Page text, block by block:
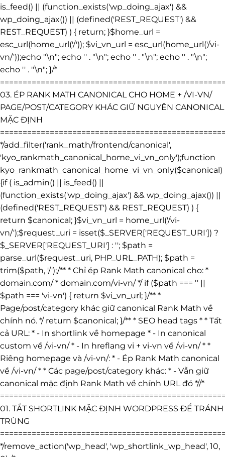
is_feed() || (function_exists('wp_doing_ajax') &&
wp_doing_ajax()) || (defined('REST_REQUEST') &&
REST_REQUEST) ) { return; }$home_url =
esc_url(home_url('/')); $vi_vn_url = esc_url(home_url('/vi-
vn/'));echo "\n"; echo '' . "\n"; echo '' . "\n"; echo '' . "\n";
echo '' . "\n"; }/*
03. ÉP RANK MATH CANONICAL CHO HOME + /VI-VN/
PAGE/POST/CATEGORY KHÁC GIỮ NGUYÊN CANONICAL
MẶC ĐỊNH
*/add_filter('rank_math/frontend/canonical',
'kyo_rankmath_canonical_home_vi_vn_only');function
kyo_rankmath_canonical_home_vi_vn_only($canonical)
{if ( is_admin() || is_feed() ||
(function_exists('wp_doing_ajax') && wp_doing_ajax()) ||
(defined('REST_REQUEST') && REST_REQUEST) ) {
return $canonical; }$vi_vn_url = home_url('/vi-
vn/');$request_uri = isset($_SERVER['REQUEST_URI']) ?
$_SERVER['REQUEST_URI'] : ''; $path =
parse_url($request_uri, PHP_URL_PATH); $path =
trim($path, '/');/** * Chỉ ép Rank Math canonical cho: *
domain.com/ * domain.com/vi-vn/ */ if ($path === '' ||
$path === 'vi-vn') { return $vi_vn_url; }/** *
Page/post/category khác giữ canonical Rank Math về
chính nó. */ return $canonical; }/** * SEO head tags * * Tất
cả URL: * - In shortlink về homepage * - In canonical
custom về /vi-vn/ * - In hreflang vi + vi-vn về /vi-vn/ * *
Riêng homepage và /vi-vn/: * - Ép Rank Math canonical
về /vi-vn/ * * Các page/post/category khác: * - Vẫn giữ
canonical mặc định Rank Math về chính URL đó *//*
01. TẮT SHORTLINK MẶC ĐỊNH WORDPRESS ĐỂ TRÁNH
TRÙNG
*/remove_action('wp_head', 'wp_shortlink_wp_head', 10,